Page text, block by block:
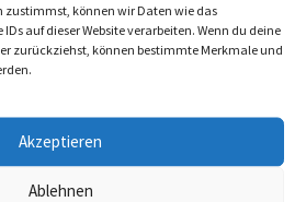
zustimmst, können wir Daten wie das
auf dieser Website verarbeiten. Wenn du deine
zurückziehst, können bestimmte Merkmale und
Akzeptieren
Ablehnen
Themen